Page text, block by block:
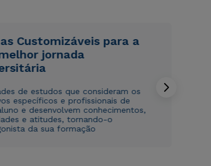
Customizáveis para a
jornada
de estudos que consideram os
específicos e profissionais de
e desenvolvem conhecimentos,
e atitudes, tornando-o
da sua formação
autorizo que meus dados sejam utilizados para o
envio de conteúdos da Cruzeiro do Sul.
autorizo que meus dados sejam utilizados para o
envio de conteúdos da Cruzeiro do Sul.